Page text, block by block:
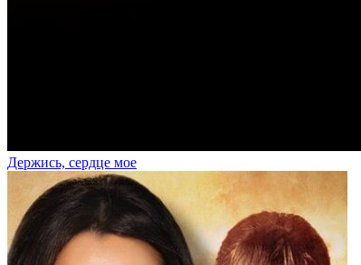
Держись, сердце мое